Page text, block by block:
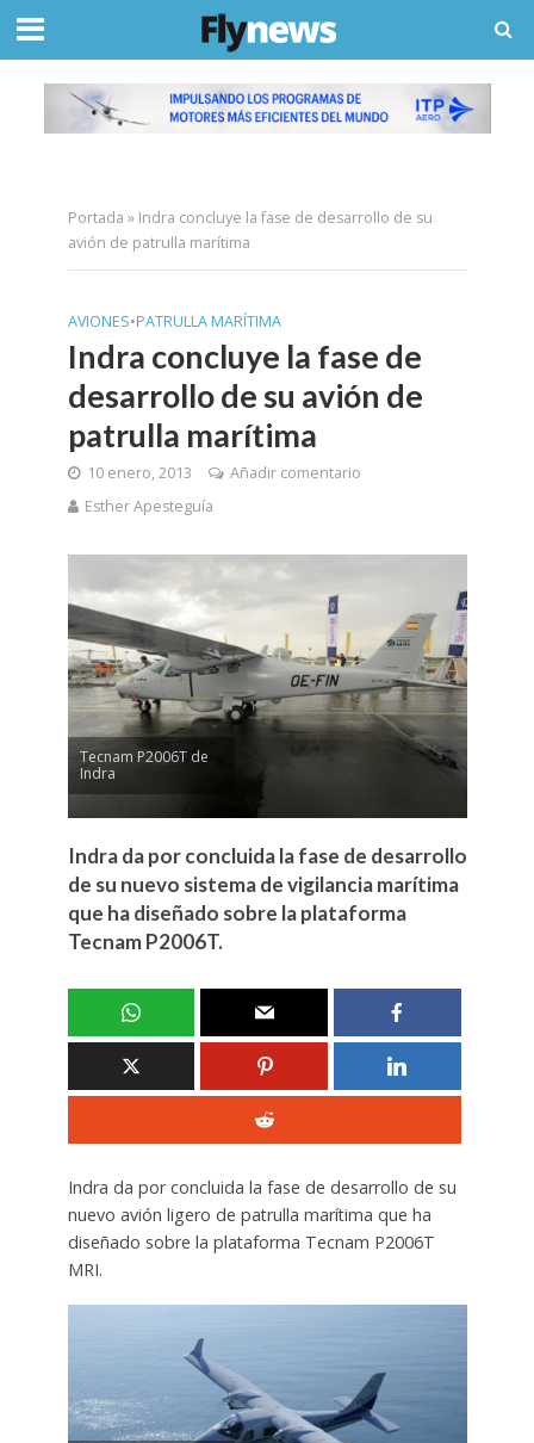
Portada » Indra concluye la fase de desarrollo de su
avión de patrulla marítima
AVIONES•PATRULLA MARÍTIMA
Indra concluye la fase de
desarrollo de su avión de
patrulla marítima
10 enero, 2013
Añadir comentario
Esther Apesteguía
Tecnam P2006T de
Indra
Indra da por concluida la fase de desarrollo
de su nuevo sistema de vigilancia marítima
que ha diseñado sobre la plataforma
Tecnam P2006T.
Indra da por concluida la fase de desarrollo de su
nuevo avión ligero de patrulla marítima que ha
diseñado sobre la plataforma Tecnam P2006T
MRI.